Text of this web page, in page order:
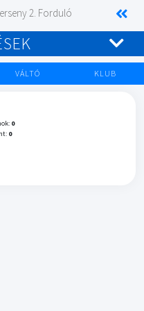
2. Forduló
VÁLTÓ KLUB
0
0